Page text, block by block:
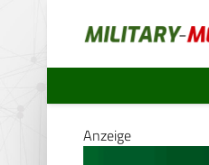
Anzeige